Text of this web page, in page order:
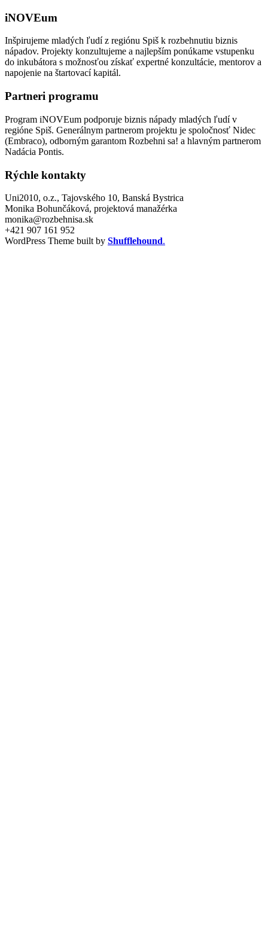
iNOVEum
Inšpirujeme mladých ľudí z regiónu Spiš k rozbehnutiu biznis
nápadov. Projekty konzultujeme a najlepším ponúkame vstupenku
do inkubátora s možnosťou získať expertné konzultácie, mentorov a
napojenie na štartovací kapitál.
Partneri programu
Program iNOVEum podporuje biznis nápady mladých ľudí v
regióne Spiš. Generálnym partnerom projektu je spoločnosť Nidec
(Embraco), odborným garantom Rozbehni sa! a hlavným partnerom
Nadácia Pontis.
Rýchle kontakty
Uni2010, o.z., Tajovského 10, Banská Bystrica
Monika Bohunčáková, projektová manažérka
monika@rozbehnisa.sk
+421 907 161 952
WordPress Theme built by Shufflehound.